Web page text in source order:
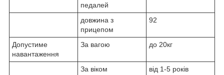
педалей
довжина з
прицепом
92
Допустиме
навантаження
За вагою до 20кг
За віком
від 1-5 років